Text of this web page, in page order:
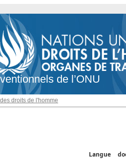
de l’ONU
droits de l'homme
Langue